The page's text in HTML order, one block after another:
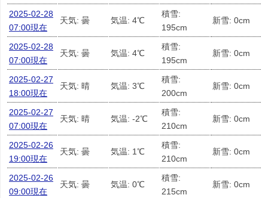
2025-02-28
07:00現在
天気: 曇 気温: 4℃
積雪:
195cm
新雪: 0cm
2025-02-28
07:00現在
天気: 曇 気温: 4℃
積雪:
195cm
新雪: 0cm
2025-02-27
18:00現在
天気: 晴 気温: 3℃
積雪:
200cm
新雪: 0cm
2025-02-27
07:00現在
天気: 晴 気温: -2℃
積雪:
210cm
新雪: 0cm
2025-02-26
19:00現在
天気: 曇 気温: 1℃
積雪:
210cm
新雪: 0cm
2025-02-26
09:00現在
天気: 曇 気温: 0℃
積雪:
215cm
新雪: 0cm